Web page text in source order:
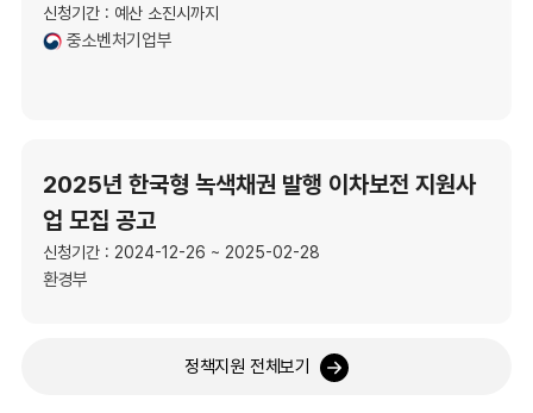
신청기간 : 예산 소진시까지
중소벤처기업부
2025년 한국형 녹색채권 발행 이차보전 지원사
업 모집 공고
신청기간 : 2024-12-26 ~ 2025-02-28
환경부
정책지원 전체보기